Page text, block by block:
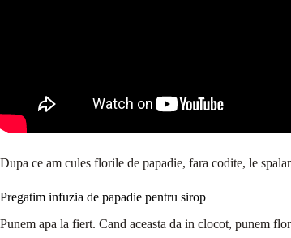
Dupa ce am cules florile de papadie, fara codite, le
Pregatim infuzia de papadie pentru sirop
Punem apa la fiert. Cand aceasta da in clocot, punem